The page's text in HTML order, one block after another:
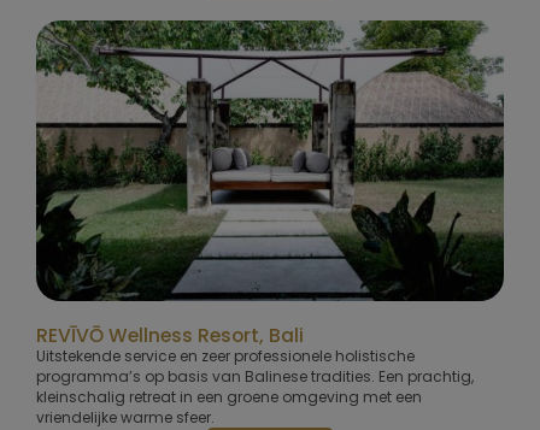
REVĪVŌ Wellness Resort, Bali
Uitstekende service en zeer professionele holistische
programma’s op basis van Balinese tradities. Een prachtig,
kleinschalig retreat in een groene omgeving met een
vriendelijke warme sfeer.